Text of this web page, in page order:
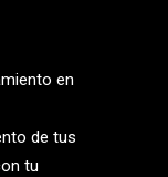
en
de tus
tu